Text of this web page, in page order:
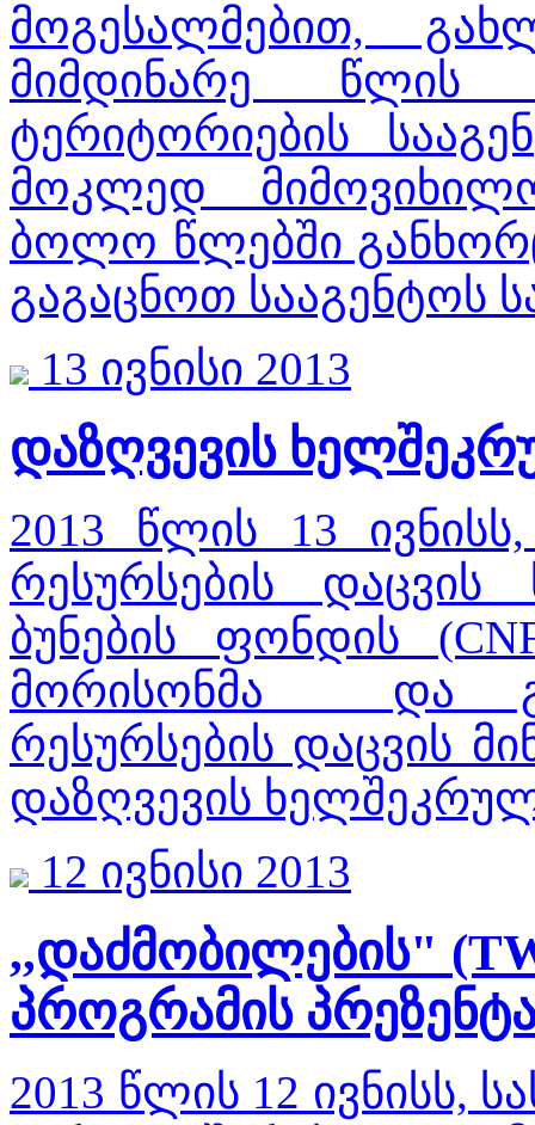
მოგესალმებით,
მიმდინარე წლის
ტერიტორიების
მოკლედ
ბოლო წლებში
გაგაცნოთ სააგენტოს
13 ივნისი 2013
დაზღვევის
2013 წლის 13
რესურსების დაცვის
ბუნების ფონდის
მორისონმა და
რესურსების დაცვის
დაზღვევის
12 ივნისი 2013
,,დაძმობილების"
პროგრამის
2013 წლის 12 ივნისს,